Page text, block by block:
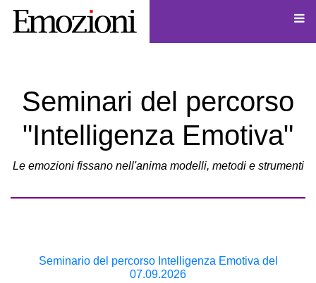
Seminari del percorso
"Intelligenza Emotiva"
Le emozioni fissano nell'anima modelli, metodi e strumenti
Seminario del percorso Intelligenza Emotiva del
07.09.2026